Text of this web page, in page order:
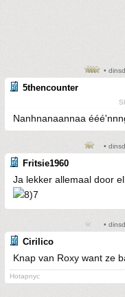
•
5thencounter
Nanhnanaannaa
•
Fritsie1960
Ja lekker allemaal door
•
Cirilico
Knap van Roxy want ze
Hotapnyc